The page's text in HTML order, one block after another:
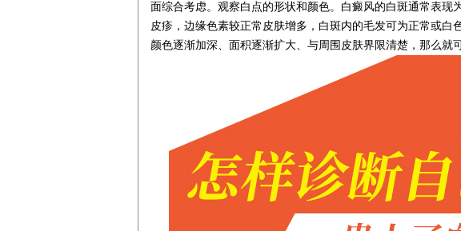
面综合考虑。观察白点的形状和颜色。白癜风的白斑通常表现
皮疹，边缘色素较正常皮肤增多，白斑内的毛发可为正常或白
颜色逐渐加深、面积逐渐扩大、与周围皮肤界限清楚，那么就